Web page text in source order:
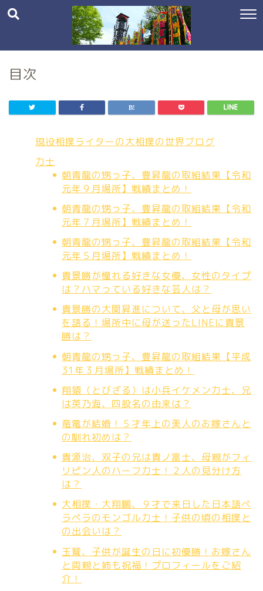
目次
現役相撲ライターの大相撲の世界ブログ
力士
朝青龍の甥っ子、豊昇龍の取組結果【令和
元年９月場所】戦績まとめ！
朝青龍の甥っ子、豊昇龍の取組結果【令和
元年７月場所】戦績まとめ！
朝青龍の甥っ子、豊昇龍の取組結果【令和
元年５月場所】戦績まとめ！
貴景勝が憧れる好きな女優、女性のタイプ
は？ハマっている好きな芸人は？
貴景勝の大関昇進について、父と母が思い
を語る！場所中に母が送ったLINEに貴景
勝は？
朝青龍の甥っ子、豊昇龍の取組結果【平成
31年３月場所】戦績まとめ！
翔猿（とびざる）は小兵イケメン力士、兄
は英乃海、四股名の由来は？
竜電が結婚！５才年上の美人のお嫁さんと
の馴れ初めは？
貴源治、双子の兄は貴ノ富士、母親がフィ
リピン人のハーフ力士！２人の見分け方
は？
大相撲・大翔鵬、９才で来日した日本語ペ
ラペラのモンゴル力士！子供の頃の相撲と
の出会いは？
玉鷲、子供が誕生の日に初優勝！お嫁さん
と両親と姉も祝福！プロフィールをご紹
介！